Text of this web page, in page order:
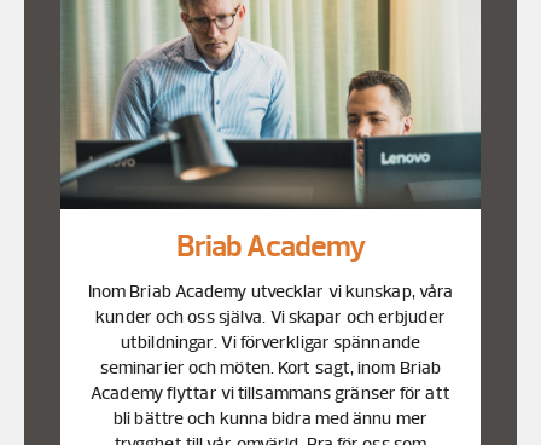
Briab Academy
Inom Briab Academy utvecklar vi kunskap, våra
kunder och oss själva. Vi skapar och erbjuder
utbildningar. Vi förverkligar spännande
seminarier och möten. Kort sagt, inom Briab
Academy flyttar vi tillsammans gränser för att
bli bättre och kunna bidra med ännu mer